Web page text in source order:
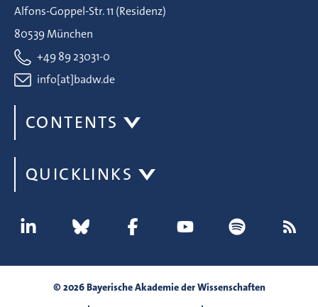
Alfons-Goppel-Str. 11 (Residenz)
80539 München
+49 89 23031-0
info[at]badw.de
CONTENTS
QUICKLINKS
© 2026 Bayerische Akademie der Wissenschaften